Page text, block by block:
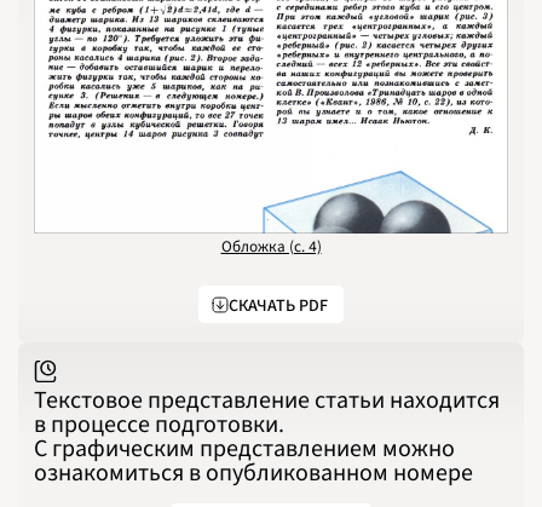
1988
1989
1990
1991
1992
1993
1994
1995
1996
2002
2003
2004
2006
2007
2013
2014
2015
2016
2017
2018
2019
Обложка (с. 4)
СКАЧАТЬ PDF
Текстовое представление статьи находится
в процессе подготовки.
С графическим представлением можно
ознакомиться в опубликованном номере